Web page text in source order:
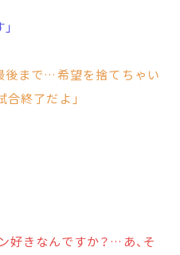
まで…希望を捨てちゃい
合終了だよ」
好きなんですか？…あ、そ